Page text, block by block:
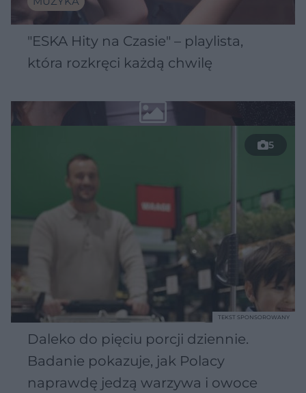
"ESKA Hity na Czasie" – playlista,
która rozkręci każdą chwilę
5
Daleko do pięciu porcji dziennie.
Badanie pokazuje, jak Polacy
naprawdę jedzą warzywa i owoce
TEKST SPONSOROWANY